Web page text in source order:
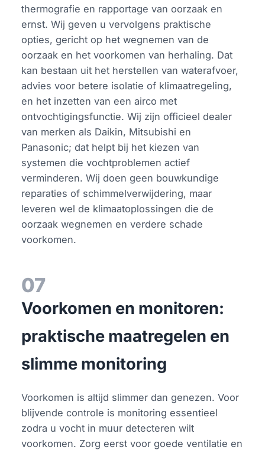
thermografie en rapportage van oorzaak en
ernst. Wij geven u vervolgens praktische
opties, gericht op het wegnemen van de
oorzaak en het voorkomen van herhaling. Dat
kan bestaan uit het herstellen van waterafvoer,
advies voor betere isolatie of klimaatregeling,
en het inzetten van een airco met
ontvochtigingsfunctie. Wij zijn officieel dealer
van merken als Daikin, Mitsubishi en
Panasonic; dat helpt bij het kiezen van
systemen die vochtproblemen actief
verminderen. Wij doen geen bouwkundige
reparaties of schimmelverwijdering, maar
leveren wel de klimaatoplossingen die de
oorzaak wegnemen en verdere schade
voorkomen.
07
Voorkomen en monitoren:
praktische maatregelen en
slimme monitoring
Voorkomen is altijd slimmer dan genezen. Voor
blijvende controle is monitoring essentieel
zodra u vocht in muur detecteren wilt
voorkomen. Zorg eerst voor goede ventilatie en